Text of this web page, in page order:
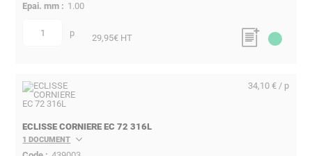
1.00
quantité p 29,95€ HT
ECLISSE CORNIERE EC 72 316L
1 DOCUMENT
34,10 € / p